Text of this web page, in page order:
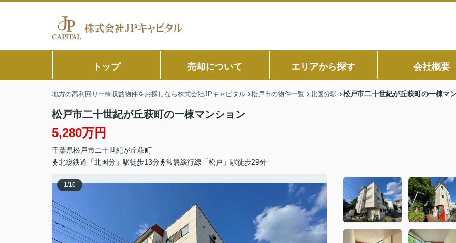
トップ 売却について エリアから探す 会社概要
地方の高利回り一棟収益物件をお探しなら株式会社JPキャピタル 松戸市の物件一覧 北国分駅 松戸市二十世紀が丘萩町の一棟マ
松戸市二十世紀が丘萩町の一棟マンション
5,280万円
千葉県松戸市二十世紀が丘萩町
北総鉄道「北国分」駅徒歩13分
常磐緩行線「松戸」駅徒歩29分
1/10